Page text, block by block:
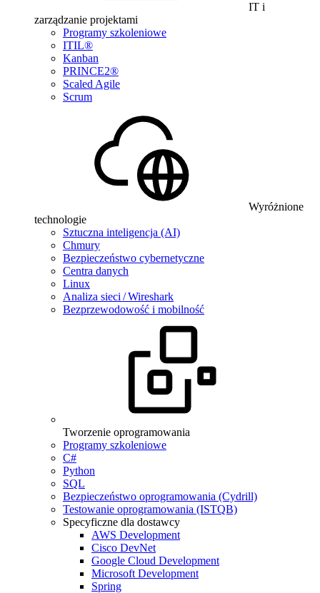
IT i
zarządzanie projektami
Programy szkoleniowe
ITIL®
Kanban
PRINCE2®
Scaled Agile
Scrum
Wyróżnione
technologie
Sztuczna inteligencja (AI)
Chmury
Bezpieczeństwo cybernetyczne
Centra danych
Linux
Analiza sieci / Wireshark
Bezprzewodowość i mobilność
Tworzenie oprogramowania
Programy szkoleniowe
C#
Python
SQL
Bezpieczeństwo oprogramowania (Cydrill)
Testowanie oprogramowania (ISTQB)
Specyficzne dla dostawcy
AWS Development
Cisco DevNet
Google Cloud Development
Microsoft Development
Spring